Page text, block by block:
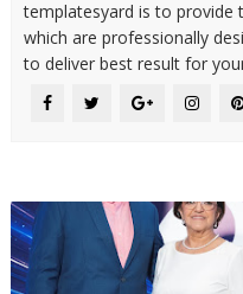
templatesyard is to provide
which are professionally
to deliver best result for